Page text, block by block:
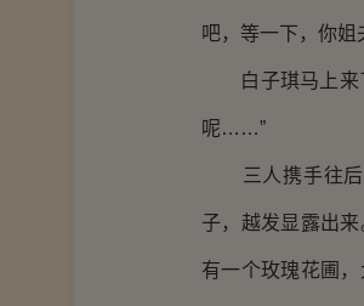
吧，等一下，你姐
白子琪马上来了
呢……”
三人携手往后
子，越发显露出
有一个玫瑰花圃